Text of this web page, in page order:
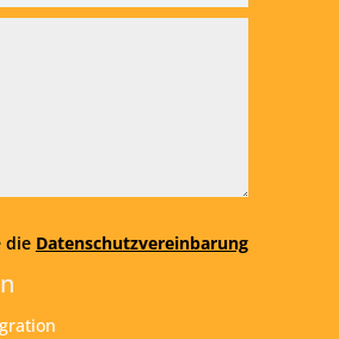
die Datenschutzvereinbarung